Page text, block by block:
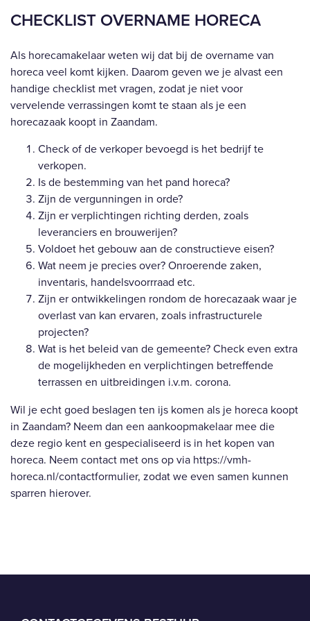
CHECKLIST OVERNAME HORECA
Als horecamakelaar weten wij dat bij de overname van
horeca veel komt kijken. Daarom geven we je alvast een
handige checklist met vragen, zodat je niet voor
vervelende verrassingen komt te staan als je een
horecazaak koopt in Zaandam.
Check of de verkoper bevoegd is het bedrijf te
verkopen.
Is de bestemming van het pand horeca?
Zijn de vergunningen in orde?
Zijn er verplichtingen richting derden, zoals
leveranciers en brouwerijen?
Voldoet het gebouw aan de constructieve eisen?
Wat neem je precies over? Onroerende zaken,
inventaris, handelsvoorrraad etc.
Zijn er ontwikkelingen rondom de horecazaak waar je
overlast van kan ervaren, zoals infrastructurele
projecten?
Wat is het beleid van de gemeente? Check even extra
de mogelijkheden en verplichtingen betreffende
terrassen en uitbreidingen i.v.m. corona.
Wil je echt goed beslagen ten ijs komen als je horeca koopt
in Zaandam? Neem dan een aankoopmakelaar mee die
deze regio kent en gespecialiseerd is in het kopen van
horeca. Neem contact met ons op via https://vmh-
horeca.nl/contactformulier, zodat we even samen kunnen
sparren hierover.